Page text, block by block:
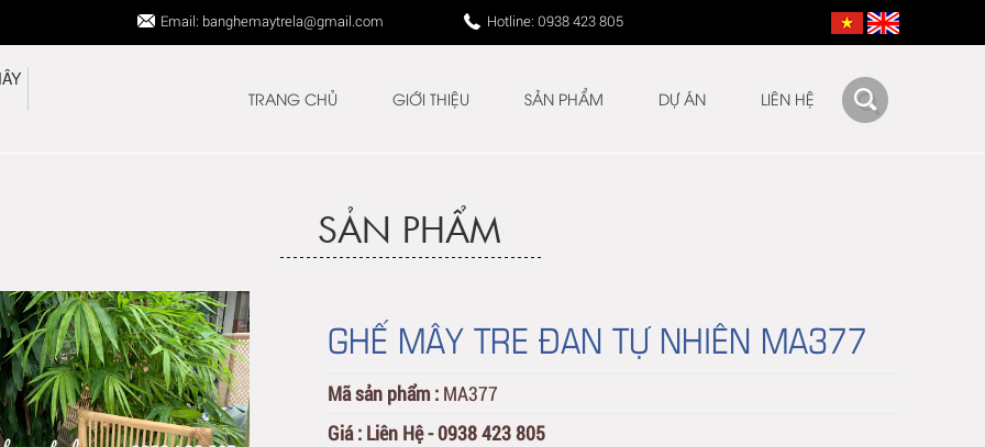
Email: banghemaytrela@gmail.com Hotline: 0938 423 805
TRANG CHỦ GIỚI THIỆU SẢN PHẨM DỰ ÁN LIÊN HỆ
SẢN PHẨM
GHẾ MÂY TRE ĐAN TỰ NHIÊN MA377
Mã sản phẩm : MA377
Giá : Liên Hệ - 0938 423 805